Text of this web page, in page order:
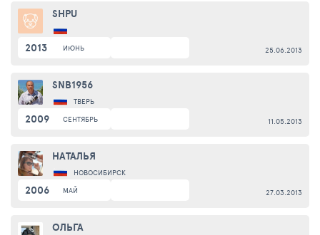
SHPU
2013 ИЮНЬ 25.06.2013
SNB1956
ТВЕРЬ
2009 СЕНТЯБРЬ 11.05.2013
НАТАЛЬЯ
НОВОСИБИРСК
2006 МАЙ 27.03.2013
ОЛЬГА